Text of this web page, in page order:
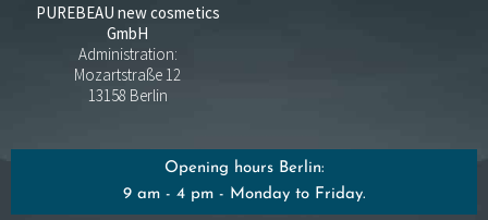
PUREBEAU new cosmetics
GmbH
Administration:
Mozartstraße 12
13158 Berlin
Opening hours Berlin:
9 am - 4 pm - Monday to Friday.